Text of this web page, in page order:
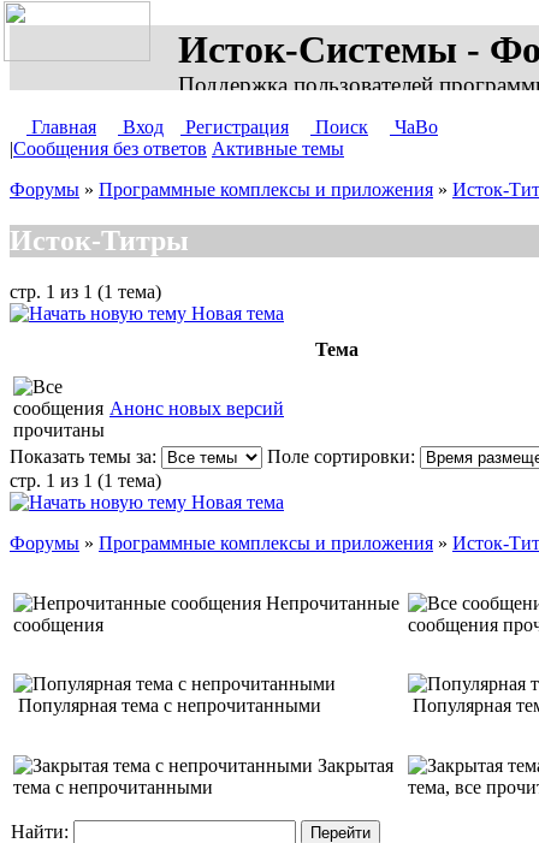
Исток-Системы -
Поддержка пользователей
Главная Вход Регистрация Поиск
ЧаВо
|Сообщения без ответов Активные темы
Форумы » Программные комплексы и приложения » Исток-
Исток-Титры
стр. 1 из 1 (1 тема)
Новая тема
Тема
Анонс новых версий
Показать темы за:
Поле сортировки:
стр. 1 из 1 (1 тема)
Новая тема
Форумы » Программные комплексы и приложения » Исток-
Непрочитанные
сообщения
сообщения
Популярная тема с непрочитанными Популярная
Закрытая
тема с непрочитанными
тема, все
Найти: